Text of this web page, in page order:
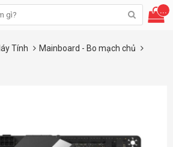
...
Tính Mainboard - Bo mạch chủ